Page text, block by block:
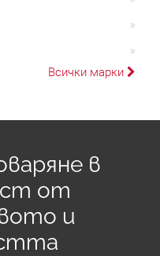
Всички марки
в
от
и